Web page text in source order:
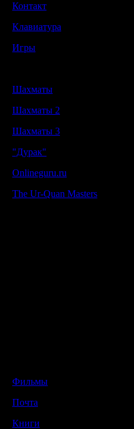
Контакт
Клавиатура
Игры
Шахматы
Шахматы 2
Шахматы 3
"Дурак"
Onlineguru.ru
The Ur-Quan Masters
Фильмы
Почта
Книги